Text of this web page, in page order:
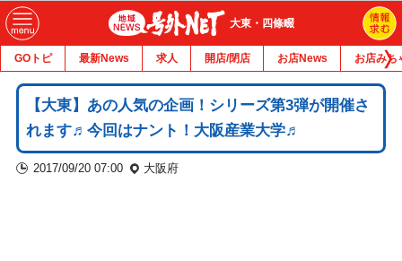
大東・四條畷
GOトピ 最新News 求人 開店/閉店 お店News お店みち
【大東】あの人気の企画！シリーズ第3弾が開催さ
れます♬今回はナント！大阪産業大学♬
2017/09/20 07:00 大阪府